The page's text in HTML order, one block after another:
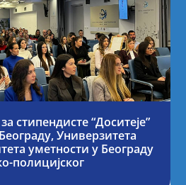
стипендисте “Доситеје”
Универзитета
уметности у Београду
полицијског